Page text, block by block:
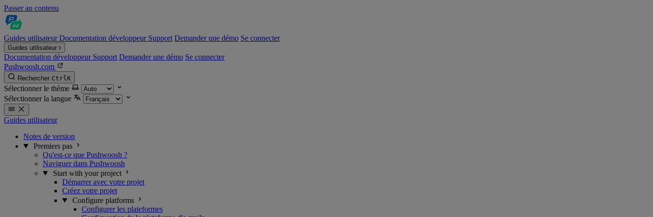
Passer au contenu
Guides utilisateurDocumentation développeur Support Demander une démo Se connecter
Guides utilisateur
Documentation développeur Support Demander une démo Se connecter
Pushwoosh.com
Rechercher CtrlK
Sélectionner le thème
Sélectionner la langue
Guides utilisateur
Notes de version
Premiers pas
Qu'est-ce que Pushwoosh ?
Naviguer dans Pushwoosh
Start with your project
Démarrer avec votre projet
Créez votre projet
Configure platforms
Configurer les plateformes